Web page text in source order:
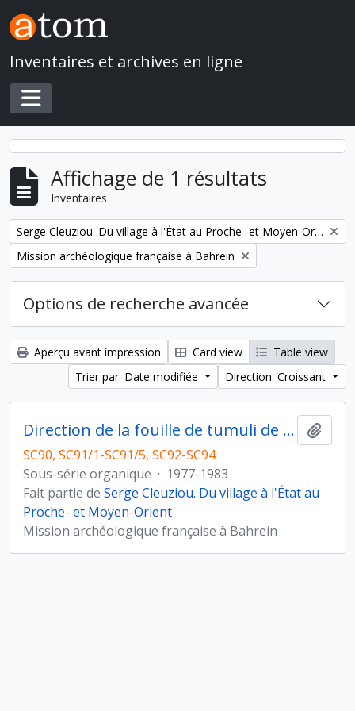
Skip to main content
Inventaires et archives en ligne
Toggle navigation
Affichage de 1 résultats
Inventaires
Remove filter:
Serge Cleuziou. Du village à l'État au Proche- et Moyen-Orient
Remove filter:
Mission archéologique française à Bahrein
Options de recherche avancée
Aperçu avant impression Card view
Table view
Trier par: Date modifiée
Direction: Croissant
Direction de la fouille de tumuli de l'Age du Bronze à Umm Jidr, Bahreïn (novembre 1979)
SC90, SC91/1-SC91/5, SC92-SC94 ·
Sous-série organique · 1977-1983
Fait partie de Serge Cleuziou. Du village à l'État au
Proche- et Moyen-Orient
Mission archéologique française à Bahrein